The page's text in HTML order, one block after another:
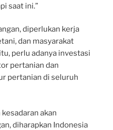
saat ini.”
diperlukan kerja
dan masyarakat
perlu adanya investasi
pertanian dan
pertanian di seluruh
akan
diharapkan Indonesia